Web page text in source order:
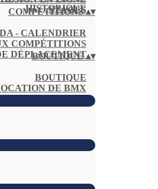
HISTORIQUE
STAGES
COMPÉTITIONS▴▾
- CALENDRIER
COMPÉTITIONS
DÉPLACEMENT
BOUTIQUE▴▾
BOUTIQUE
DE BMX